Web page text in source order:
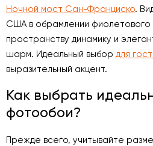
Ночной мост Сан-Франциско.
США в обрамлении фиолетового
пространству динамику и
шарм. Идеальный выбор для
выразительный акцент.
Как выбрать
фотообои?
Прежде всего, учитывайте